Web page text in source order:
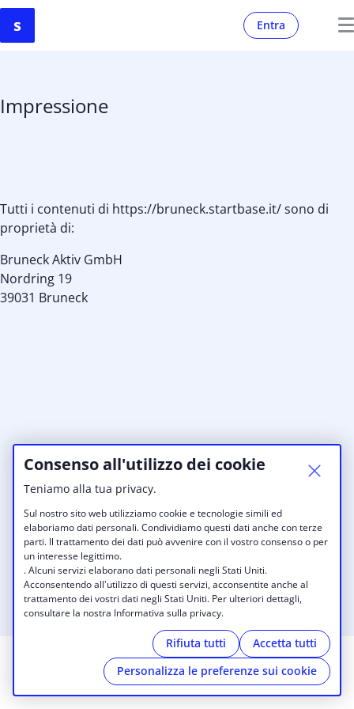
Consenso all'utilizzo dei cookie
Teniamo alla tua privacy.
Sul nostro sito web utilizziamo cookie e tecnologie simili ed
elaboriamo dati personali. Condividiamo questi dati anche con terze
parti. Il trattamento dei dati può avvenire con il vostro consenso o per
un interesse legittimo.
. Alcuni servizi elaborano dati personali negli Stati Uniti.
Acconsentendo all'utilizzo di questi servizi, acconsentite anche al
trattamento dei vostri dati negli Stati Uniti. Per ulteriori dettagli,
consultare la nostra Informativa sulla privacy.
Rifiuta tutti
Accetta tutti
Personalizza le preferenze sui cookie
Entra
Impressione
Tutti i contenuti di https://bruneck.startbase.it/ sono di
proprietà di:
Bruneck Aktiv GmbH
Nordring 19
39031 Bruneck
© 2026 startbase bruneck - brunico | Impressione | Informativa sulla privacy